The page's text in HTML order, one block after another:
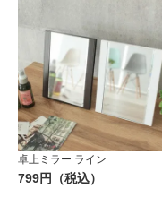
卓上ミラー ライン
799円（税込）